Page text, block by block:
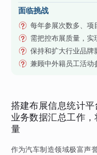
面临挑战
每年参展次数多、项
需把控布展质量，实
保持和扩大行业品牌
兼顾中外籍员工活动
搭建布展信息统计
业务数据汇总工作
量
作为汽车制造领域极富声